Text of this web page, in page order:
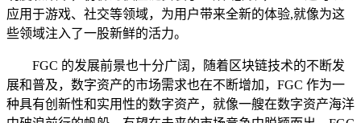
应用于游戏、社交等领域，为用户带来全新的体验,就像为这
些领域注入了一股新鲜的活力。
FGC 的发展前景也十分广阔，随着区块链技术的不断发
展和普及，数字资产的市场需求也在不断增加，FGC 作为一
种具有创新性和实用性的数字资产，就像一艘在数字资产海洋